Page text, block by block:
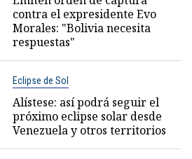
contra el expresidente Evo
Morales: "Bolivia necesita
respuestas"
Eclipse de Sol
Alístese: así podrá seguir el
próximo eclipse solar desde
Venezuela y otros territorios